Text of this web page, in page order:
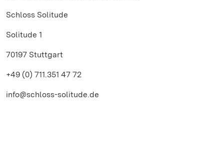
Schloss Solitude
Solitude 1
70197 Stuttgart
+49 (0) 711.351 47 72
info@schloss-solitude.de